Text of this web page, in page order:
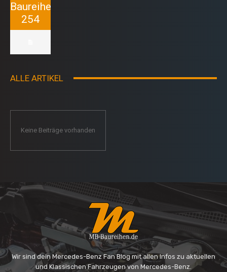
Baureihe
254
ALLE ARTIKEL
Keine Beiträge vorhanden
Wir sind dein Mercedes-Benz Fan Blog mit allen Infos zu aktuellen
und Klassischen Fahrzeugen von Mercedes-Benz.